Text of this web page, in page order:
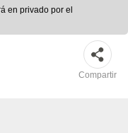
en privado por el
Compartir